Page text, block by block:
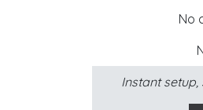
No
Instant